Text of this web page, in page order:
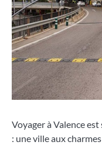
Voyager à Valence
: une ville aux